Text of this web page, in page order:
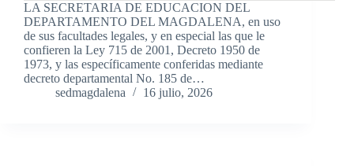
LA SECRETARIA DE EDUCACION DEL
DEPARTAMENTO DEL MAGDALENA, en uso
de sus facultades legales, y en especial las que le
confieren la Ley 715 de 2001, Decreto 1950 de
1973, y las específicamente conferidas mediante
decreto departamental No. 185 de…
sedmagdalena
16 julio, 2026